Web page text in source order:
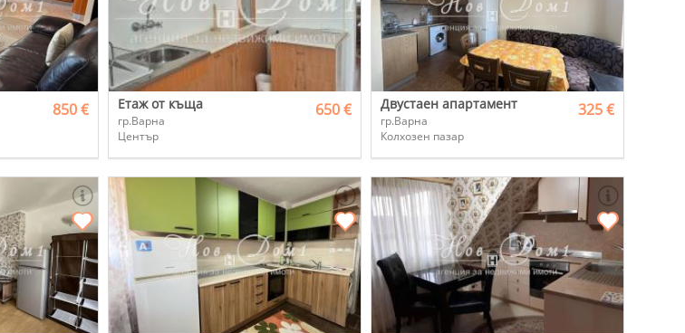
850 € Етаж от къща
гр.Варна
Център
650 € Двустаен апартамент
гр.Варна
Колхозен пазар
325 €